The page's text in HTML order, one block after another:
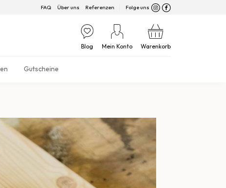
FAQ Über uns Referenzen Folge uns
Blog Mein Konto Warenkorb
Gutscheine